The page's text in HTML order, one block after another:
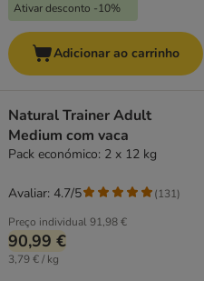
Ativar desconto -10%
Adicionar ao carrinho
Natural Trainer Adult
Medium com vaca
Pack económico: 2 x 12 kg
Preço individual91,98 €
90,99 €
3,79 € / kg
Avaliar: 4.7/5 (131)